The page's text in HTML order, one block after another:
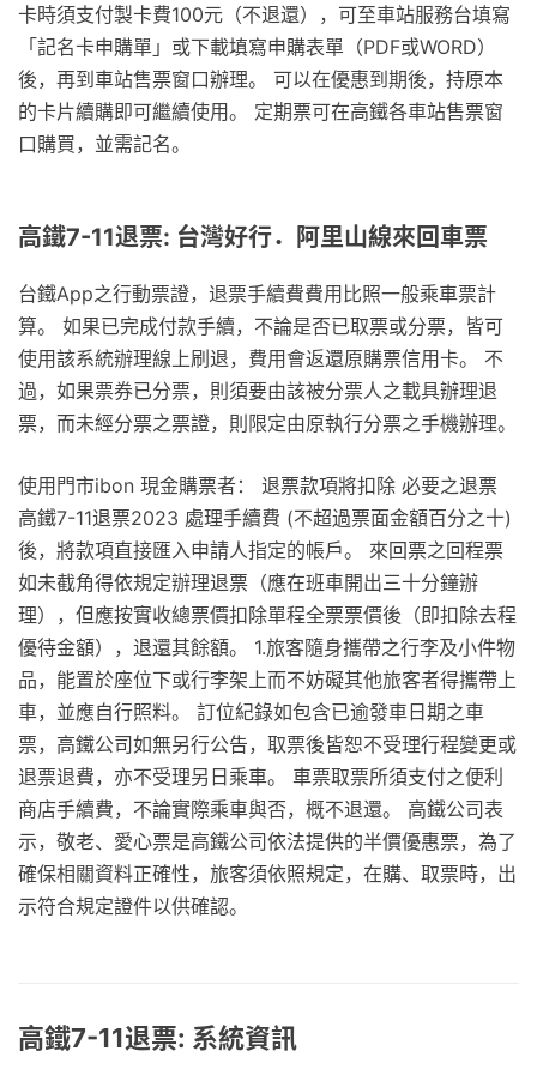
卡時須支付製卡費100元（不退還），可至車站服務台填寫
「記名卡申購單」或下載填寫申購表單（PDF或WORD）
後，再到車站售票窗口辦理。 可以在優惠到期後，持原本
的卡片續購即可繼續使用。 定期票可在高鐵各車站售票窗
口購買，並需記名。
高鐵7-11退票: 台灣好行．阿里山線來回車票
台鐵App之行動票證，退票手續費費用比照一般乘車票計
算。 如果已完成付款手續，不論是否已取票或分票，皆可
使用該系統辦理線上刷退，費用會返還原購票信用卡。 不
過，如果票券已分票，則須要由該被分票人之載具辦理退
票，而未經分票之票證，則限定由原執行分票之手機辦理。
使用門市ibon 現金購票者： 退票款項將扣除 必要之退票
高鐵7-11退票2023 處理手續費 (不超過票面金額百分之十)
後，將款項直接匯入申請人指定的帳戶。 來回票之回程票
如未截角得依規定辦理退票（應在班車開出三十分鐘辦
理），但應按實收總票價扣除單程全票票價後（即扣除去程
優待金額），退還其餘額。 1.旅客隨身攜帶之行李及小件物
品，能置於座位下或行李架上而不妨礙其他旅客者得攜帶上
車，並應自行照料。 訂位紀錄如包含已逾發車日期之車
票，高鐵公司如無另行公告，取票後皆恕不受理行程變更或
退票退費，亦不受理另日乘車。 車票取票所須支付之便利
商店手續費，不論實際乘車與否，概不退還。 高鐵公司表
示，敬老、愛心票是高鐵公司依法提供的半價優惠票，為了
確保相關資料正確性，旅客須依照規定，在購、取票時，出
示符合規定證件以供確認。
高鐵7-11退票: 系統資訊